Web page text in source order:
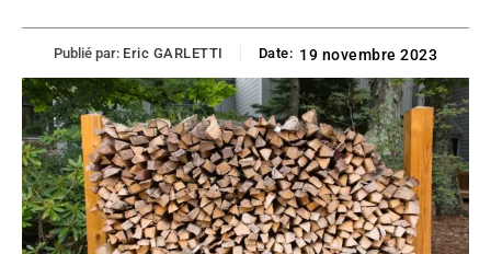
Publié par: Eric GARLETTI Date: 19 novembre 2023